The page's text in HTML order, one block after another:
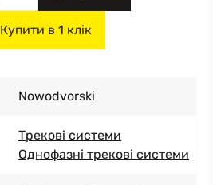
Купити в 1 клік
Nowodvorski
Трекові системи
Однофазні трекові системи